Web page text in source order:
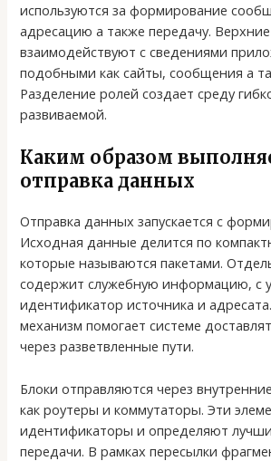
используются за формирование
адресацию а также передачу.
взаимодействуют с сведениями
подобными как сайты, сообщения а
Разделение ролей создает среду
развиваемой.
Каким образом
отправка данных
Отправка данных запускается с
Исходная данные делится по
которые называются пакетами.
содержит служебную информацию, с
идентификатор источника и
механизм помогает системе
через разветвленные пути.
Блоки отправляются через
как роутеры и коммутаторы. Эти
идентификаторы и определяют
передачи. В рамках пересылки